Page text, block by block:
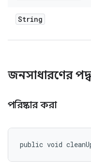
String
জনসাধারণের
পরিষ্কার করা
public void